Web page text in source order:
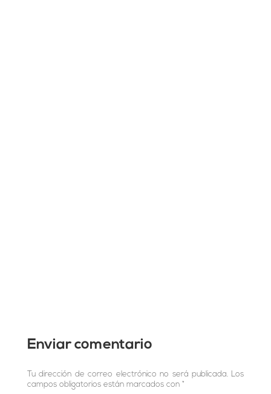
Enviar comentario
Tu dirección de correo electrónico no será publicada. Los
campos obligatorios están marcados con *